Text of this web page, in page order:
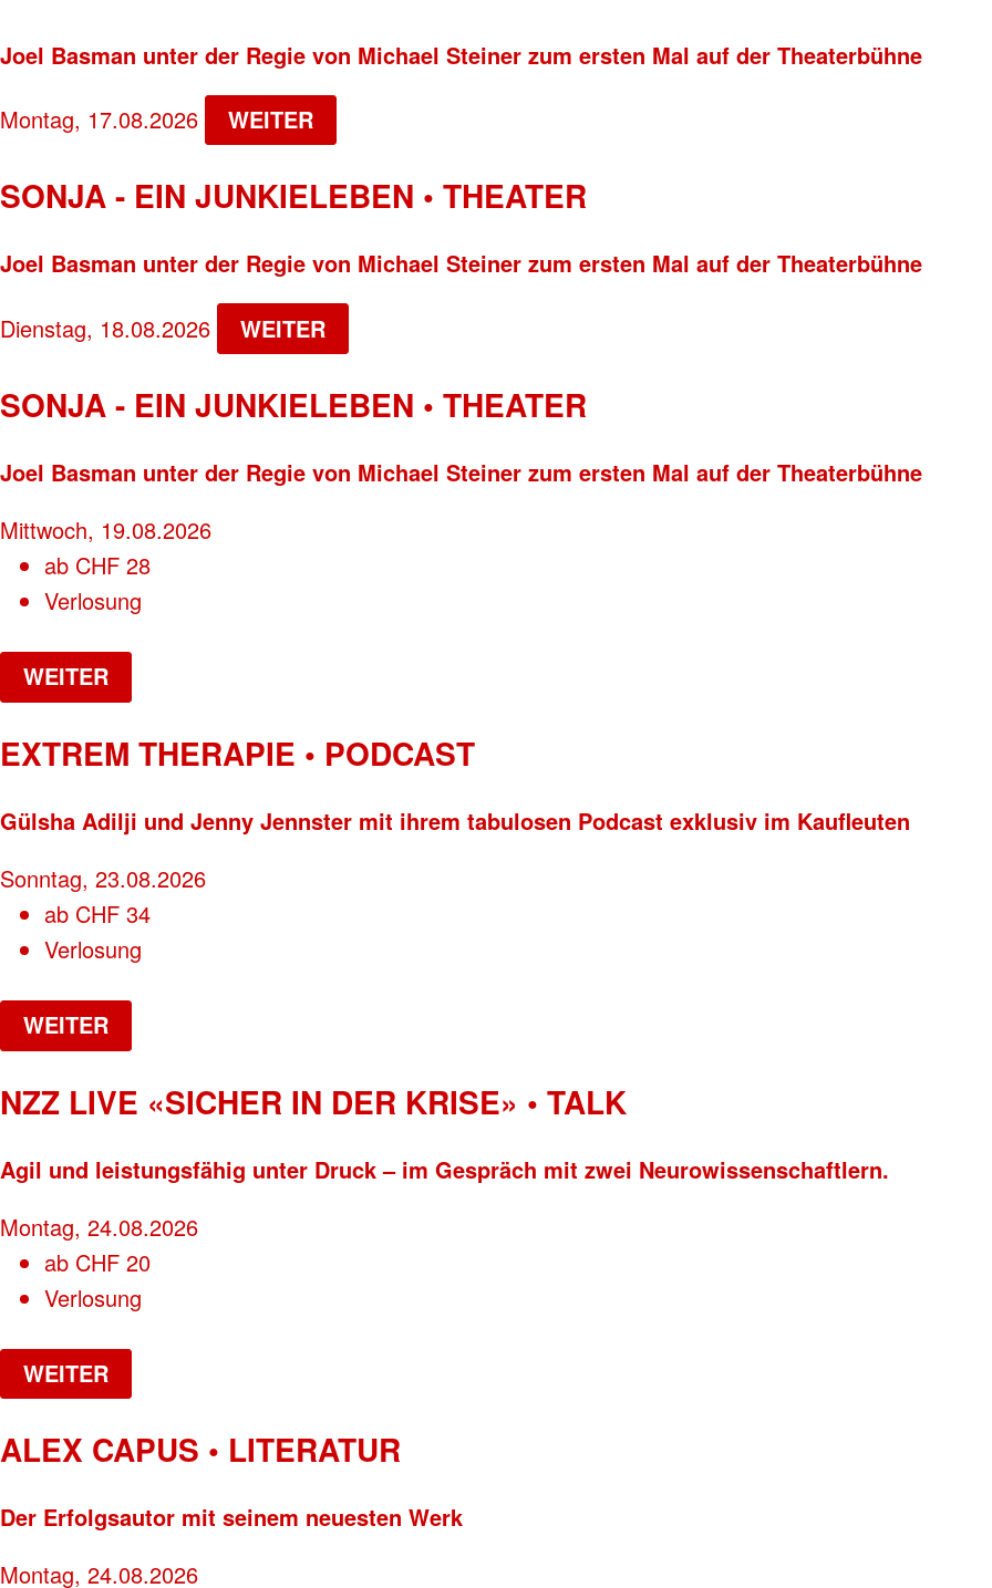
Joel Basman unter der Regie von Michael Steiner zum ersten Mal auf der Theaterbühne
Montag, 17.08.2026 WEITER
SONJA - EIN JUNKIELEBEN • THEATER
Joel Basman unter der Regie von Michael Steiner zum ersten Mal auf der Theaterbühne
Dienstag, 18.08.2026 WEITER
SONJA - EIN JUNKIELEBEN • THEATER
Joel Basman unter der Regie von Michael Steiner zum ersten Mal auf der Theaterbühne
Mittwoch, 19.08.2026
ab CHF 28
Verlosung
WEITER
EXTREM THERAPIE • PODCAST
Gülsha Adilji und Jenny Jennster mit ihrem tabulosen Podcast exklusiv im Kaufleuten
Sonntag, 23.08.2026
ab CHF 34
Verlosung
WEITER
NZZ LIVE «SICHER IN DER KRISE» • TALK
Agil und leistungsfähig unter Druck – im Gespräch mit zwei Neurowissenschaftlern.
Montag, 24.08.2026
ab CHF 20
Verlosung
WEITER
ALEX CAPUS • LITERATUR
Der Erfolgsautor mit seinem neuesten Werk
Montag, 24.08.2026